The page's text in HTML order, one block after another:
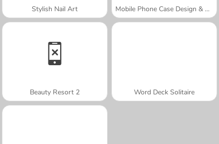
Stylish Nail Art Mobile Phone Case Design & DIY
Beauty Resort 2 Word Deck Solitaire